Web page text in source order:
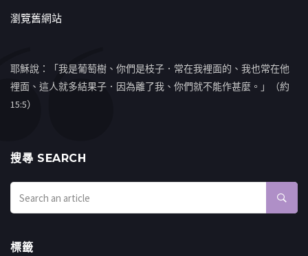
瀏覽舊網站
耶穌說：「我是葡萄樹、你們是枝子．常在我裡面的、我也常在他
裡面、這人就多結果子．因為離了我、你們就不能作甚麼。」（約
15:5）
搜㝷 SEARCH
標籤